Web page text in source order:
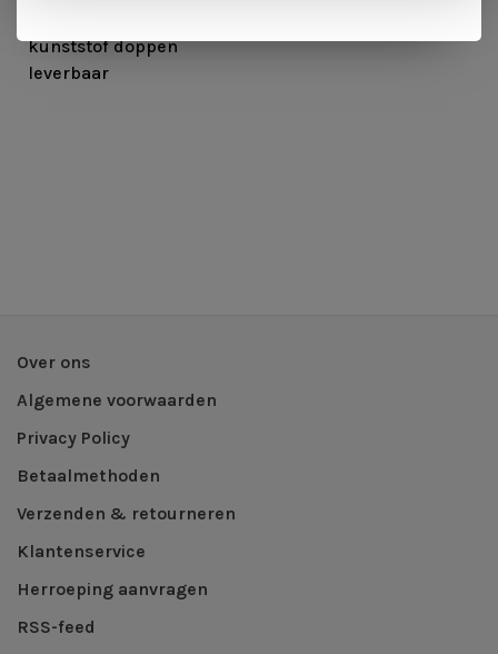
kunststof doppen
leverbaar
Over ons
Algemene voorwaarden
Privacy Policy
Betaalmethoden
Verzenden & retourneren
Klantenservice
Herroeping aanvragen
RSS-feed